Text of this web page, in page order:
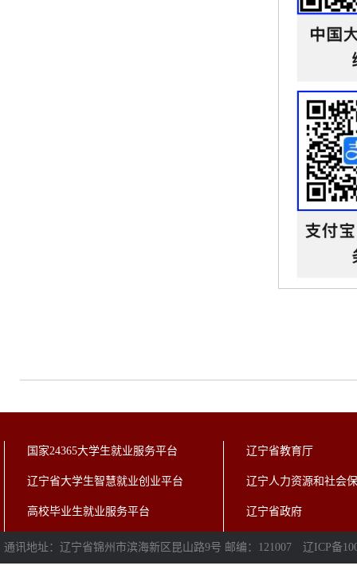
国家24365大学生就业服务平台
辽宁省大学生智慧就业创业平台
高校毕业生就业服务平台
辽宁省教育厅
辽宁人力资源和社会
辽宁省政府
通讯地址：辽宁省锦州市滨海新区昆山路9号 邮编：121007 辽ICP备